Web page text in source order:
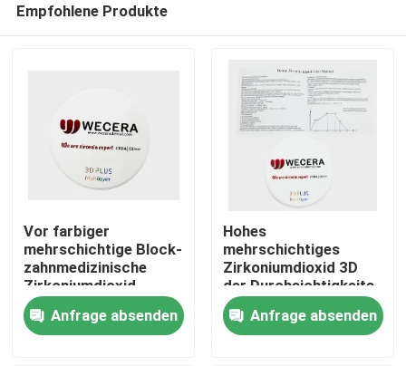
Zu Hause
Produkte
Empfohlene Produkte
Vor farbiger
mehrschichtige Block-
zahnmedizinische
Zirkoniumdioxid-
Diskette des
Zirkoniumdioxid-3D
offener CAD-Nocken
Anfrage absenden
Hohes
mehrschichtiges
Zirkoniumdioxid 3D
der Durchsichtigkeits-
57% zahnmedizinische
Materialien 1050 Mpa
Labor
Anfrage absenden